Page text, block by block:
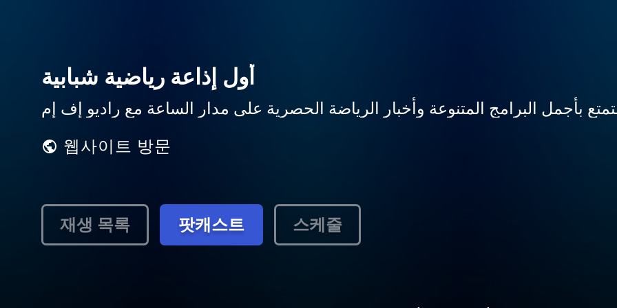
أول إذاعة رياضية شبابية
بأجمل البرامج المتنوعة وأخبار الرياضة الحصرية على مدار الساعة مع راديو إف إم
웹사이트 방문
재생 목록 팟캐스트 스케줄